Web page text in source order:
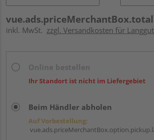
vue.ads.priceMerchantBox.total
inkl. MwSt. zzgl. Versandkosten für Langgut
Ihr Standort ist nicht im Liefergebiet
Beim Händler abholen
Auf Vorbestellung: